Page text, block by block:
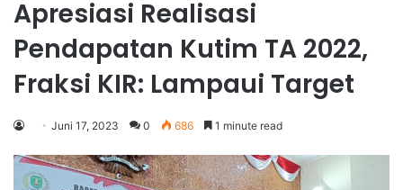
Apresiasi Realisasi
Pendapatan Kutim TA 2022,
Fraksi KIR: Lampaui Target
Juni 17, 2023 0 686 1 minute read